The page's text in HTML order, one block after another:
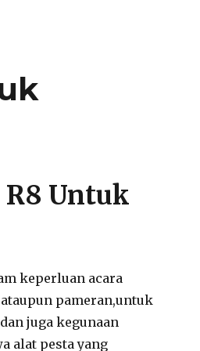
Untuk
keperluan acara
pameran,untuk
juga kegunaan
alat pesta yang